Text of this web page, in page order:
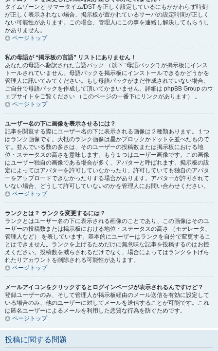
タイムゾーンと サマータイム/DST を正しく設定しているにもかかわらず時刻
が正しく表示されない場合、掲示板が置かれているサーバの設定時間が正しく
ない可能性があります。この場合、管理人にこの事を連絡し解決してもらうし
かありません。
ページトップ
私の母語が “掲示板の言語” リストにありません！
あなたの母語へ翻訳された言語パック （以下 “母語パック”) が掲示板にインス
トールされていません。母語パックを掲示板にインストールできるかどうかを
管理人に訊いてみてください。もし母語パックがまだ作成されていない場合、
ご自分で母語パックを作成して頂いてかまいません。詳細は phpBB Group のウ
ェブサイトをご覧ください （このページの一番下にリンクがあります） 。
ページトップ
ユーザー名の下に画像を表示させるには？
記事を閲覧する際にユーザー名の下に表示される画像は２種類あります。１つ
はランク画像です。大抵のランク画像は星かブロックかドットを並べたもので
す。並んでいる数の多さは、そのユーザーの投稿数または掲示板における地
位・ステータスの高さを意味します。もう１つはユーザー画像です。この画像
はユーザー独自の画像である場合が多く、アバターと呼ばれます。掲示板の設
定によってはアバターを許可していなかったり、許可していても独自のアバタ
ーをアップロードできなかったりする場合があります。アバターが許可されて
いない場合、どうして許可していないのかを管理人にお問い合わせください。
ページトップ
ランクとは？ ランクを変更するには？
ランクとはユーザー名の下に表示される画像のことであり、この画像はそのユ
ーザーの投稿数または掲示板における地位・ステータスの高さ （モデレータ、
管理人など） を表しています。基本的にユーザーはランクを自分で変更するこ
とはできません。ランクを上げるためだけに無意味な記事を投稿するのはお控
えください。投稿数を減らされるだけでなく、場合によってはランクを下げら
れたりアカウントを削除される可能性があります。
ページトップ
メールアイコンをクリックするとログインページが表示されるんですけど？
登録ユーザーのみ、そして管理人が掲示板経由のメール送信を有効に設定して
いる場合のみ、他のユーザーに対してメールを送信することが可能です。これ
は匿名ユーザーによるメールを利用した悪質な行為を防ぐためです。
ページトップ
投稿に関する問題